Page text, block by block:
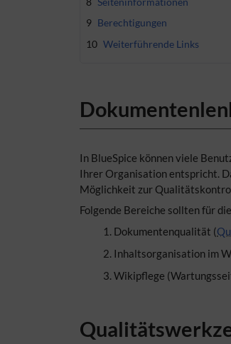
9 Berechtigungen
10 Weiterführende Links
In BlueSpice können viele
Ihrer Organisation entspricht.
Möglichkeit zur
Folgende Bereiche sollten für
Dokumentenqualität (
Inhaltsorganisation im
Wikipflege